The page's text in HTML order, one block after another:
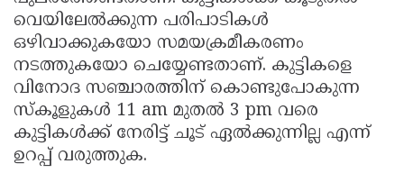
വെയിലേൽക്കുന്ന പരിപാടികൾ
ഒഴിവാക്കുകയോ സമയക്രമീകരണം
നടത്തുകയോ ചെയ്യേണ്ടതാണ്. കുട്ടികളെ
വിനോദ സഞ്ചാരത്തിന് കൊണ്ടുപോകുന്ന
സ്കൂളുകള്‍ 11 am മുതല്‍ 3 pm വരെ
കുട്ടികള്‍ക്ക് നേരിട്ട് ചൂട് ഏല്‍ക്കുന്നില്ല എന്ന്
ഉറപ്പ് വരുത്തുക.